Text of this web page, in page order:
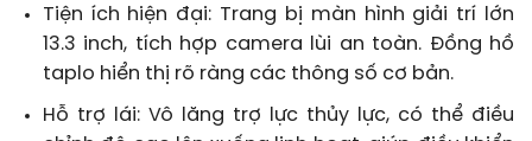
Tiện ích hiện đại: Trang bị màn hình giải trí lớn
13.3 inch, tích hợp camera lùi an toàn. Đồng hồ
taplo hiển thị rõ ràng các thông số cơ bản.
Hỗ trợ lái: Vô lăng trợ lực thủy lực, có thể điều